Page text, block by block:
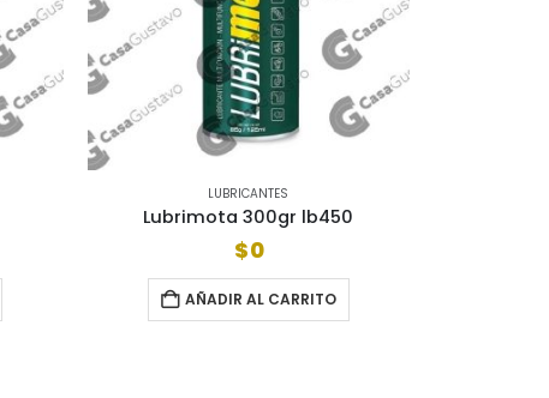
LUBRICANTES
Lubrimota 300gr lb450
$0
AÑADIR AL CARRITO